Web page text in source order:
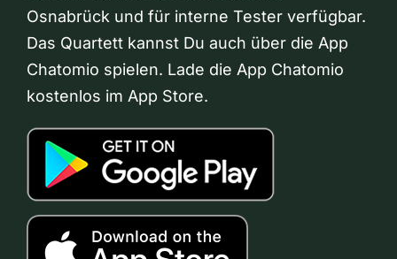
Osnabrück und für interne Tester verfügbar.
Das Quartett kannst Du auch über die App
Chatomio spielen. Lade die App Chatomio
kostenlos im App Store.